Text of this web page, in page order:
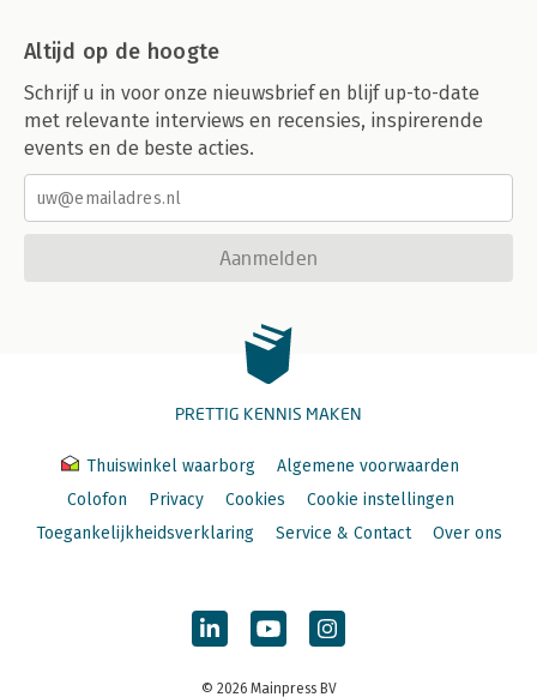
Altijd op de hoogte
Schrijf u in voor onze nieuwsbrief en blijf up-to-date
met relevante interviews en recensies, inspirerende
events en de beste acties.
Aanmelden
PRETTIG KENNIS MAKEN
Thuiswinkel waarborg
Algemene voorwaarden
Colofon
Privacy Cookies
Cookie instellingen
Toegankelijkheidsverklaring
Service & Contact Over ons
© 2026 Mainpress BV